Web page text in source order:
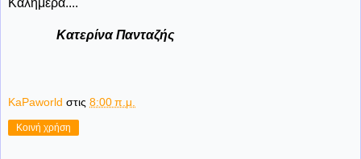
Καλημέρα....
Κατερίνα Πανταζής
KaPaworld στις 8:00 π.μ.
Κοινή χρήση